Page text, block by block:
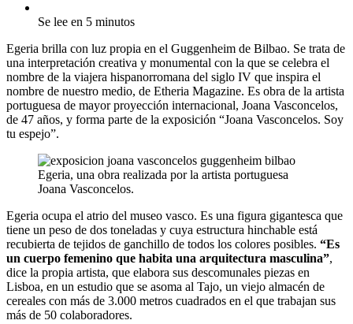
Se lee en 5 minutos
Egeria brilla con luz propia en el Guggenheim de Bilbao. Se trata de
una interpretación creativa y monumental con la que se celebra el
nombre de la viajera hispanorromana del siglo IV que inspira el
nombre de nuestro medio, de Etheria Magazine. Es obra de la artista
portuguesa de mayor proyección internacional, Joana Vasconcelos,
de 47 años, y forma parte de la exposición “Joana Vasconcelos. Soy
tu espejo”.
Egeria, una obra realizada por la artista portuguesa
Joana Vasconcelos.
Egeria ocupa el atrio del museo vasco. Es una figura gigantesca que
tiene un peso de dos toneladas y cuya estructura hinchable está
recubierta de tejidos de ganchillo de todos los colores posibles. “Es
un cuerpo femenino que habita una arquitectura masculina”,
dice la propia artista, que elabora sus descomunales piezas en
Lisboa, en un estudio que se asoma al Tajo, un viejo almacén de
cereales con más de 3.000 metros cuadrados en el que trabajan sus
más de 50 colaboradores.